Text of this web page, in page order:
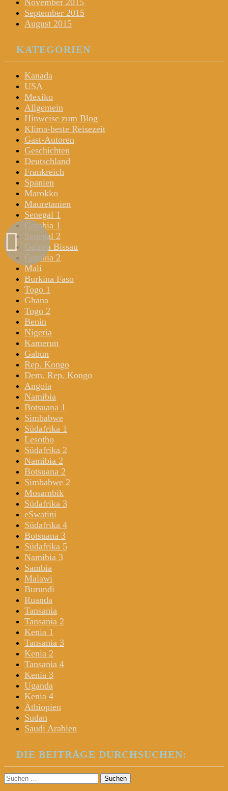
September 2015
August 2015
KATEGORIEN
Kanada
USA
Mexiko
Allgemein
Hinweise zum Blog
Klima-beste Reisezeit
Gast-Autoren
Geschichten
Deutschland
Frankreich
Spanien
Marokko
Mauretanien
Senegal 1
Gambia 1
Senegal 2
Guinea Bissau
Gambia 2
Mali
Burkina Faso
Togo 1
Ghana
Togo 2
Benin
Nigeria
Kamerun
Gabun
Rep. Kongo
Dem. Rep. Kongo
Angola
Namibia
Botsuana 1
Simbabwe
Südafrika 1
Lesotho
Südafrika 2
Namibia 2
Botsuana 2
Simbabwe 2
Mosambik
Südafrika 3
eSwatini
Südafrika 4
Botsuana 3
Südafrika 5
Namibia 3
Sambia
Malawi
Burundi
Ruanda
Tansania
Tansania 2
Kenia 1
Tansania 3
Kenia 2
Tansania 4
Kenia 3
Uganda
Kenia 4
Äthiopien
Sudan
Saudi Arabien
DIE BEITRÄGE DURCHSUCHEN:
Suchen
nach: